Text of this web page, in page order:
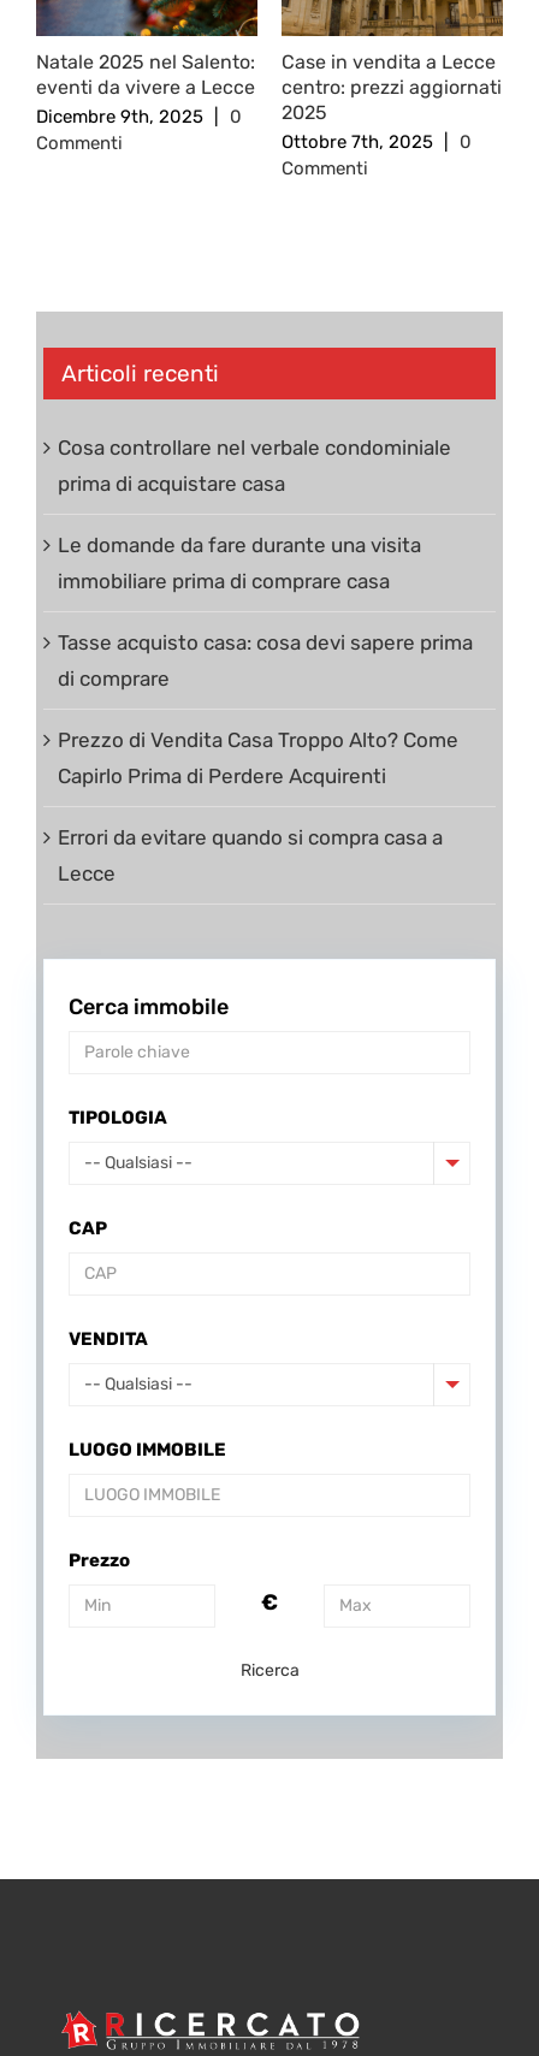
Natale 2025 nel Salento:
eventi da vivere a Lecce
Dicembre 9th, 2025
0
Commenti
Case in vendita a Lecce
centro: prezzi aggiornati
2025
Ottobre 7th, 2025
0
Commenti
Articoli recenti
Cosa controllare nel verbale condominiale
prima di acquistare casa
Le domande da fare durante una visita
immobiliare prima di comprare casa
Tasse acquisto casa: cosa devi sapere prima
di comprare
Prezzo di Vendita Casa Troppo Alto? Come
Capirlo Prima di Perdere Acquirenti
Errori da evitare quando si compra casa a
Lecce
Cerca immobile
TIPOLOGIA
-- Qualsiasi --
CAP
VENDITA
-- Qualsiasi --
LUOGO IMMOBILE
Prezzo
€
Ricerca